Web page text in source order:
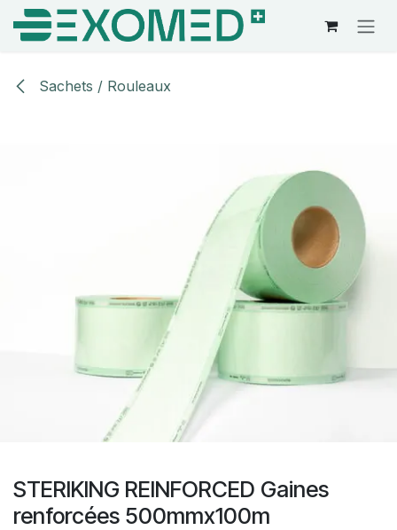
Se rendre au contenu
Sachets / Rouleaux
STERIKING REINFORCED Gaines
renforcées 500mmx100m